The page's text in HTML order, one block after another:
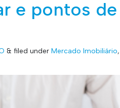
e pontos de
& filed under Mercado Imobiliário,